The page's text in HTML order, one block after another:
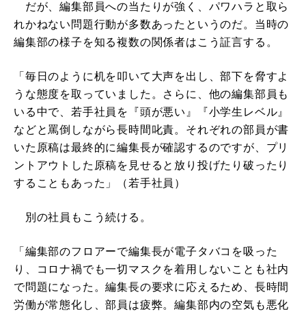
だが、編集部員への当たりが強く、パワハラと取ら
れかねない問題行動が多数あったというのだ。当時の
編集部の様子を知る複数の関係者はこう証言する。
「毎日のように机を叩いて大声を出し、部下を脅すよ
うな態度を取っていました。さらに、他の編集部員も
いる中で、若手社員を『頭が悪い』『小学生レベル』
などと罵倒しながら長時間叱責。それぞれの部員が書
いた原稿は最終的に編集長が確認するのですが、プリ
ントアウトした原稿を見せると放り投げたり破ったり
することもあった」（若手社員）
別の社員もこう続ける。
「編集部のフロアーで編集長が電子タバコを吸った
り、コロナ禍でも一切マスクを着用しないことも社内
で問題になった。編集長の要求に応えるため、長時間
労働が常態化し、部員は疲弊。編集部内の空気も悪化